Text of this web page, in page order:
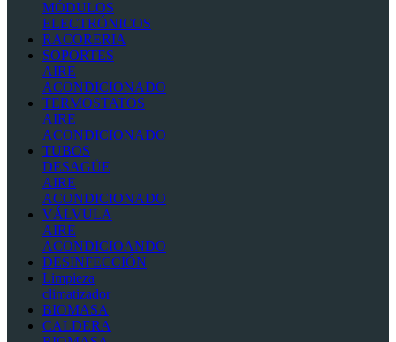
MÓDULOS
ELECTRÓNICOS
RACORERIA
SOPORTES
AIRE
ACONDICIONADO
TERMOSTATOS
AIRE
ACONDICIONADO
TUBOS
DESAGÜE
AIRE
ACONDICIONADO
VÁLVULA
AIRE
ACONDICIOANDO
DESINFECCIÓN
Limpieza
climatizador
BIOMASA
CALDERA